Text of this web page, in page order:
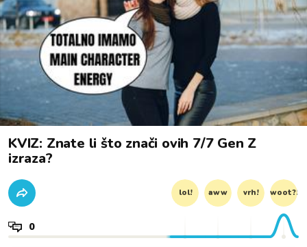
KVIZ: Znate li što znači ovih 7/7 Gen Z
izraza?
lol! aww vrh! woot?!
0